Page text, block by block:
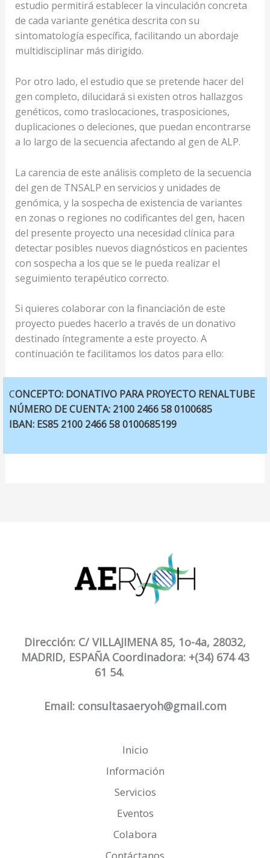
estudio permitirá establecer la vinculación concreta
de cada variante genética descrita con su
sintomatología específica, facilitando un abordaje
multidisciplinar más dirigido.
Por otro lado, el estudio que se pretende hacer del
gen completo, dilucidará si existen otros hallazgos
genéticos, como traslocaciones, trasposiciones,
duplicaciones o deleciones, que puedan encontrarse
a lo largo de la secuencia afectando al gen de ALP.
La carencia de este análisis completo de la secuencia
del gen de TNSALP en servicios y unidades de
genómica, y la sospecha de existencia de variantes
en zonas o regiones no codificantes del gen, hacen
del presente proyecto una necesidad clínica para
detectar posibles nuevos diagnósticos en pacientes
con sospecha a los que se le pueda realizar el
seguimiento terapéutico correcto.
Si quieres colaborar con la financiación de este
proyecto puedes hacerlo a través de un donativo
destinado íntegramente a este proyecto. A
continuación te facilitamos los datos para ello:
CONCEPTO: DONATIVO PARA PROYECTO RENALTUBE
NÚMERO DE CUENTA: 2100 2466 58 0100685
IBAN: ES85 2100 2466 58 0100685199
Dirección: C/ VILLAJIMENA 85, 1o-4a, 28032,
MADRID, ESPAÑA Coordinadora: +(34) 674 43
61 54.
Email: consultasaeryoh@gmail.com
Inicio
Información
Servicios
Eventos
Colabora